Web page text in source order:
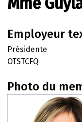
Employeur
Présidente
OTSTCFQ
Photo du